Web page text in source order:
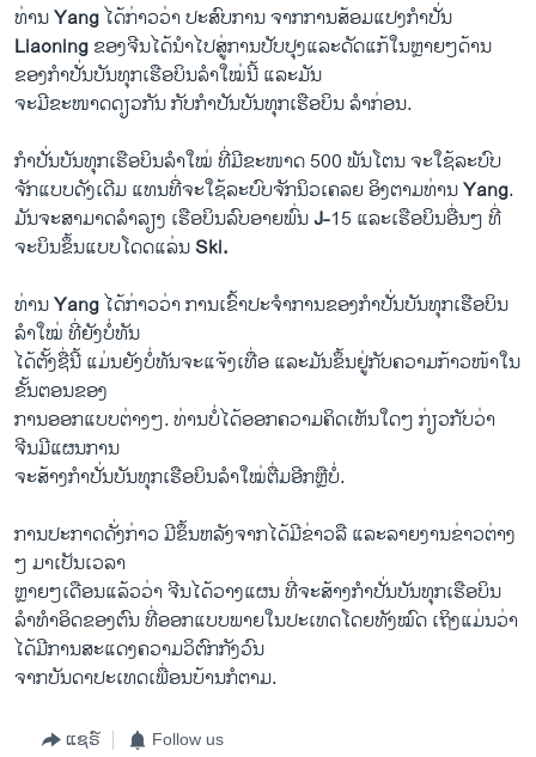
ທ່ານYang​ໄດ້​ກ່າວ​ວ່າ ​ປະສົບ​ການ ​ຈາກ​ການ​ສ້ອມ​ແປງກຳ​ປັ່ນ
Liaoning​ຂອງ​ຈີນໄດ້​ນຳໄປ​ສູ່​ການ​ປັບປຸງ​ແລະ​ດັດ​ແກ້​ໃນ​ຫຼາຍໆ​ດ້ານ
ຂອງກຳ​ປັ່ນບັນທຸກ​ເຮືອບິນລຳ​ໃໝ່​ນີ້ ​ແລະ​ມັນ
ຈະມີ​ຂະໜາດ​ດຽວ​ກັນ ​ກັບກຳ​ປັນບັນທຸກເຮືອບິນ ລຳກ່ອນ.
ກຳ​ປັ່ນບັນທຸກ​ເຮືອບິນລຳ​ໃໝ່ ທີ່ມີ​ຂະໜາດ 500 ພັນ​ໂຕນ ຈະ​ໃຊ້ລະບົບ
ຈັກ​ແບບ​ດັງ​ເດີມ ​ແທນ​ທີ່​ຈະ​ໃຊ້​ລະບົບຈັກ​ນິວ​ເຄລຍ ອິງ​ຕາມ​ທ່ານYang.
ມັນ​ຈະ​ສາມາດ​ລຳລຽງ ​ເຮືອບິນ​ລົບອາຍ​ພົ່ນJ-15 ​ແລະເຮືອບິນອື່ນໆ ທີ່
ຈະບິນຂຶ້ນແບບໂດດ​ແລ່ນSki.
ທ່ານYangໄດ້ກ່າວວ່າ ການ​ເຂົ້າປະຈຳການຂອງກຳປັ່ນບັນທຸກ​ເຮືອບິນ
ລຳໃໝ່ ທີ່ຍັງບໍ່ທັນ
ໄດ້ຕັ້ງຊື່ນີ້ ​ແມ່ນ​ຍັງ​ບໍ່​ທັນ​ຈະ​ແຈ້ງ​ເທື່ອ ​ແລະມັນຂຶ້ນຢູ່ກັບຄວາມ​ກ້າວໜ້​າ​ໃນ
ຂັ້ນຕອນຂອງ
ການອອກແບບຕ່າງໆ. ທ່ານບໍ່ໄດ້ອອກຄວາມຄິດເຫັນໃດໆ ກ່ຽວກັບວ່າ
ຈີນມີ​ແຜນການ
ຈະສ້າງກຳປັ່ນບັນທຸກ​ເຮືອບິນລຳໃໝ່ຕື່ມ​ອີກ​ຫຼືບໍ່.
ການປະກາດດັ່ງກ່າວ ມີຂຶ້ນຫລັງ​ຈາກ​ໄດ້​ມີ​ຂ່າວລື​ ແລະລາຍ​ງານຂ່າວຕ່າງ
ໆ ມາເປັນເວລາ
ຫຼາຍໆເດືອນແລ້ວວ່າ ຈີນໄດ້ວາງແຜນ ທີ່ຈະສ້າງກຳ​ປັ່ນບັນທຸກ​ເຮືອບິນ
ລຳທຳອິດຂອງຕົນ ທີ່ອອກແບບພາຍໃນປະ​ເທດ​ໂດຍທັງໝົດ ເຖິງແມ່ນວ່າ
​ໄດ້ມີການສະ​ແດງ​ຄວາມ​ວິຕົກ​ກັງວົນ
ຈາກບັນດາປະເທດເພື່ອນບ້ານກໍຕາມ.
ແຊຣ໌ Follow us